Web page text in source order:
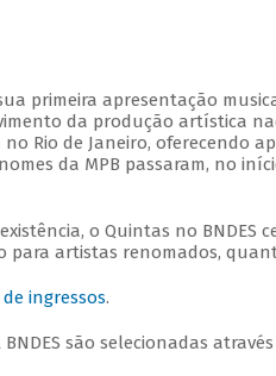
primeira apresentação
da produção artística
Rio de Janeiro, oferecendo
da MPB passaram, no
o Quintas no BNDES
para artistas renomados,
ingressos.
são selecionadas